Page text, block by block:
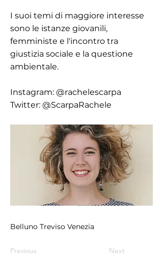
I suoi temi di maggiore interesse
sono le istanze giovanili,
femministe e l'incontro tra
giustizia sociale e la questione
ambientale.
Instagram: @rachelescarpa
Twitter: @ScarpaRachele
Belluno Treviso Venezia
Previous Next